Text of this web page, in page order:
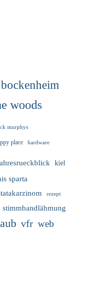
bockenheim
woods
murphys
place hardware
kiel
sparta
rezept
stimmbandlähmung
vfr web